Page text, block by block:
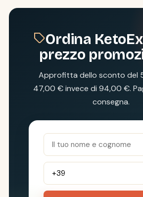
Ordina
prezzo
Approfitta dello sconto del
47,00 € invece di 94,00 €.
consegna.